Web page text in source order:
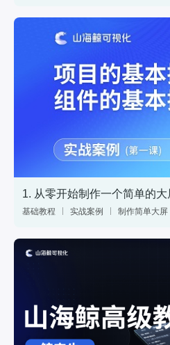
1. 从零开始制作一个简单的大
基础教程 实战案例
制作简单大屏